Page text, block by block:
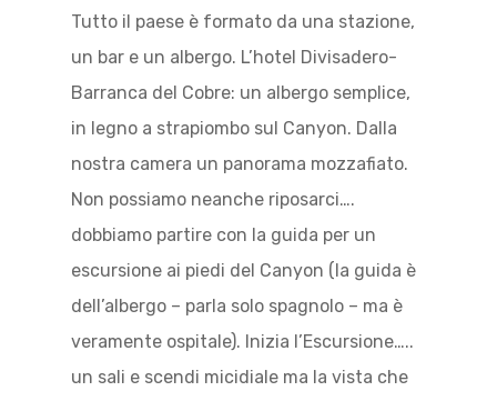
Tutto il paese è formato da una stazione,
un bar e un albergo. L’hotel Divisadero-
Barranca del Cobre: un albergo semplice,
in legno a strapiombo sul Canyon. Dalla
nostra camera un panorama mozzafiato.
Non possiamo neanche riposarci….
dobbiamo partire con la guida per un
escursione ai piedi del Canyon (la guida è
dell’albergo – parla solo spagnolo – ma è
veramente ospitale). Inizia l’Escursione…..
un sali e scendi micidiale ma la vista che